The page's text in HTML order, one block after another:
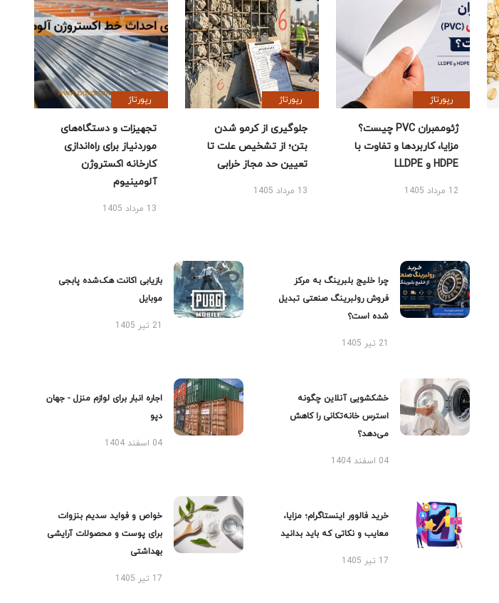
رپورتاژ
ژئوممبران PVC چیست؟
مزایا، کاربردها و تفاوت با
HDPE و LLDPE
12 مرداد 1405
رپورتاژ
جلوگیری از کرمو شدن
بتن؛ از تشخیص علت تا
تعیین حد مجاز خرابی
13 مرداد 1405
رپورتاژ
تجهیزات و دستگاه‌های
موردنیاز برای راه‌اندازی
کارخانه اکستروژن
آلومینیوم
13 مرداد 1405
چرا خلیج بلبرینگ به مرکز
فروش رولبرینگ صنعتی تبدیل
شده است؟
21 تیر 1405
بازیابی اکانت هک‌شده پابجی
موبایل
21 تیر 1405
خشکشویی آنلاین چگونه
استرس خانه‌تکانی را کاهش
می‌دهد؟
04 اسفند 1404
اجاره انبار برای لوازم منزل - جهان
دپو
04 اسفند 1404
خرید فالوور اینستاگرام؛ مزایا،
معایب و نکاتی که باید بدانید
17 تیر 1405
خواص و فواید سدیم بنزوات
برای پوست و محصولات آرایشی
بهداشتی
17 تیر 1405